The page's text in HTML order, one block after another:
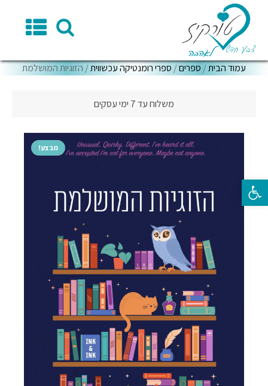
פתח סרגל נגישות
עמוד הבית/ ספרים/ ספרי רומנטיקה עכשווית/ הזוגיות המושלמת
משלוח עד 7 ימי עסקים
מבצע!